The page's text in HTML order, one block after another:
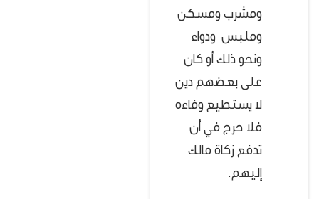
ومشرب ومسكن
وملبس ودواء
ونحو ذلك أو كان
على بعضهم دين
لا يستطيع وفاءه
فلا حرج في أن
تدفع زكاة مالك
إليهم.